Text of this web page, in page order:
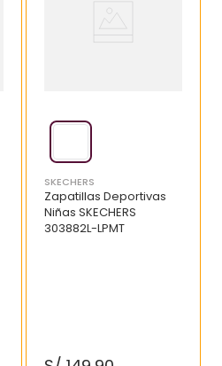
SKECHERS
Zapatillas Deportivas
Niñas SKECHERS
303882L-LPMT